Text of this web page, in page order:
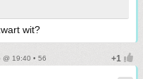
wit?
@ 19:40 • 56